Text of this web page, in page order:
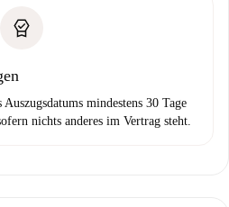
mindestens 30 Tage
nichts anderes im Vertrag steht.